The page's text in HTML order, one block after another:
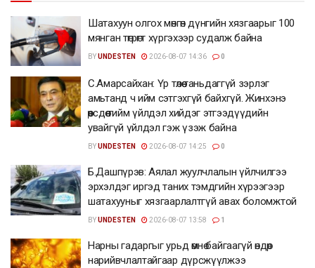
Шатахуун олгох мөнгөн дүнгийн хязгаарыг 100
мянган төгрөгт хүргэхээр судалж байна
BYUNDESTEN 2026-08-07 14:36 0
С.Амарсайхан: Үр төлөө таньдаггүй зэрлэг
амьтанд ч ийм сэтгэхгүй байхгүй. Жинхэнэ
өөрсдөө тийм үйлдэл хийдэг этгээдүүдийн
увайгүй үйлдэл гэж үзэж байна
BYUNDESTEN 2026-08-07 14:25 0
Б.Дашпүрэв: Аялал жуулчлалын үйлчилгээ
эрхэлдэг иргэд таних тэмдгийн хүрээгээр
шатахууныг хязгаарлалтгүй авах боломжтой
BYUNDESTEN 2026-08-07 13:58 1
Нарны гадаргыг урьд өмнө байгаагүй өндөр
нарийвчлалтайгаар дүрсжүүлжээ